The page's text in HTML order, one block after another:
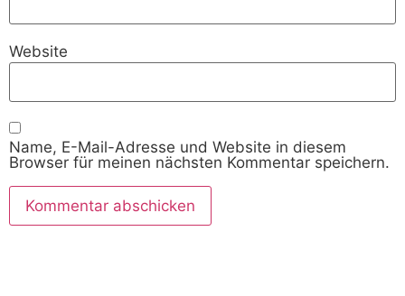
Website
Name, E-Mail-Adresse und Website in diesem
Browser für meinen nächsten Kommentar speichern.